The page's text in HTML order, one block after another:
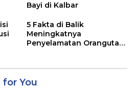
Bayi di Kalbar
5 Fakta di Balik
Meningkatnya
Penyelamatan Orangutan
You